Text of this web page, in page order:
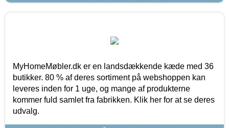
MyHomeMøbler.dk er en landsdækkende kæde med 36
butikker. 80 % af deres sortiment på webshoppen kan
leveres inden for 1 uge, og mange af produkterne
kommer fuld samlet fra fabrikken. Klik her for at se deres
udvalg.